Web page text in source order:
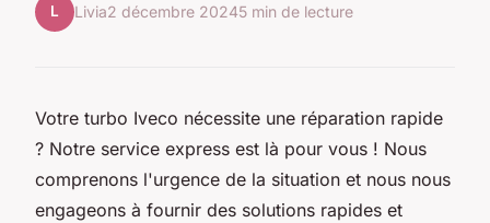
L Livia2 décembre 20245 min de lecture
Votre turbo Iveco nécessite une réparation rapide
? Notre service express est là pour vous ! Nous
comprenons l'urgence de la situation et nous nous
engageons à fournir des solutions rapides et